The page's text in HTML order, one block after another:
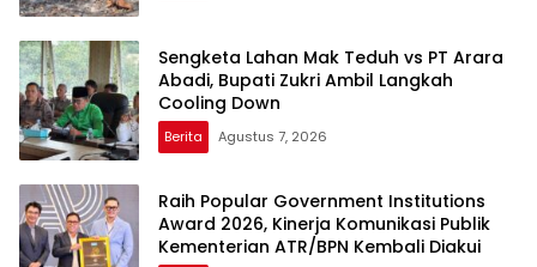
Sengketa Lahan Mak Teduh vs PT Arara
Abadi, Bupati Zukri Ambil Langkah
Cooling Down
Berita Agustus 7, 2026
Raih Popular Government Institutions
Award 2026, Kinerja Komunikasi Publik
Kementerian ATR/BPN Kembali Diakui